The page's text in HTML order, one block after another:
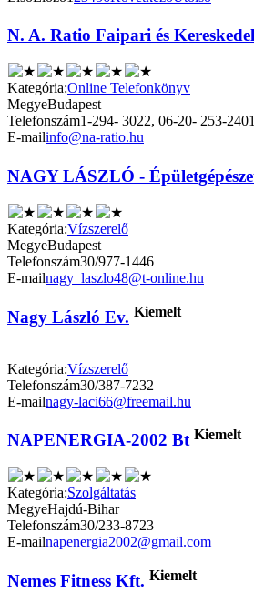
N. A. Ratio Faipari és
Kategória:Online Telefonkönyv
MegyeBudapest
Telefonszám1-294- 3022, 06-20- 253-2401
E-mailinfo@na-ratio.hu
NAGY LÁSZLÓ -
Kategória:Vízszerelő
MegyeBudapest
Telefonszám30/977-1446
E-mailnagy_laszlo48@t-online.hu
Nagy László Ev. Kiemelt
Kategória:Vízszerelő
Telefonszám30/387-7232
E-mailnagy-laci66@freemail.hu
NAPENERGIA-2002 Bt Kiemelt
Kategória:Szolgáltatás
MegyeHajdú-Bihar
Telefonszám30/233-8723
E-mailnapenergia2002@gmail.com
Nemes Fitness Kft. Kiemelt